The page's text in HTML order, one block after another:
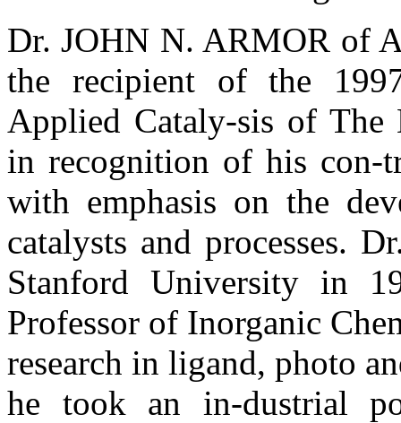
Dr. JOHN N. ARMOR of
the recipient of the
Applied Cataly-sis of The
in recognition of his con-
with emphasis on the
catalysts and processes.
Stanford University in
Professor of Inorganic
research in ligand, photo
he took an in-dustrial